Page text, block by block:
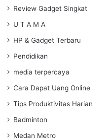
Review Gadget Singkat
U T A M A
HP & Gadget Terbaru
Pendidikan
media terpercaya
Cara Dapat Uang Online
Tips Produktivitas Harian
Badminton
Medan Metro